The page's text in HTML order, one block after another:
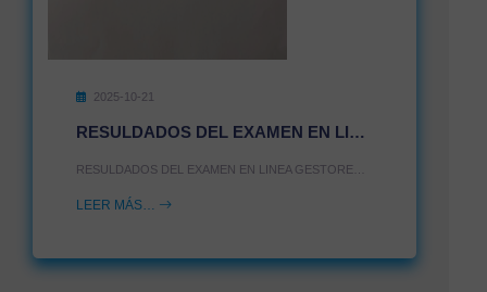
2025-10-21
RESULDADOS DEL EXAMEN EN LINEA GESTORES PEDAGOGICOS IEST
LEER MÁS…